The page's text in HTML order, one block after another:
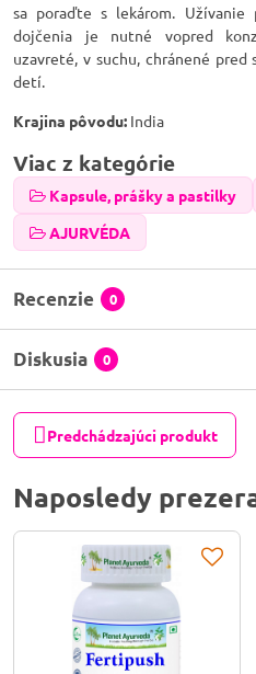
sa poraďte s lekárom. Užívanie
dojčenia je nutné vopred
uzavreté, v suchu, chránené
detí.
Krajina pôvodu: India
Viac z kategórie
Kapsule, prášky a pastilky
AJURVÉDA
Recenzie 0
Diskusia 0
Predchádzajúci produkt
Naposledy